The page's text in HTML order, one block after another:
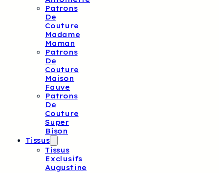
Patrons
De
Couture
Madame
Maman
Patrons
De
Couture
Maison
Fauve
Patrons
De
Couture
Super
Bison
Tissus
Tissus
Exclusifs
Augustine